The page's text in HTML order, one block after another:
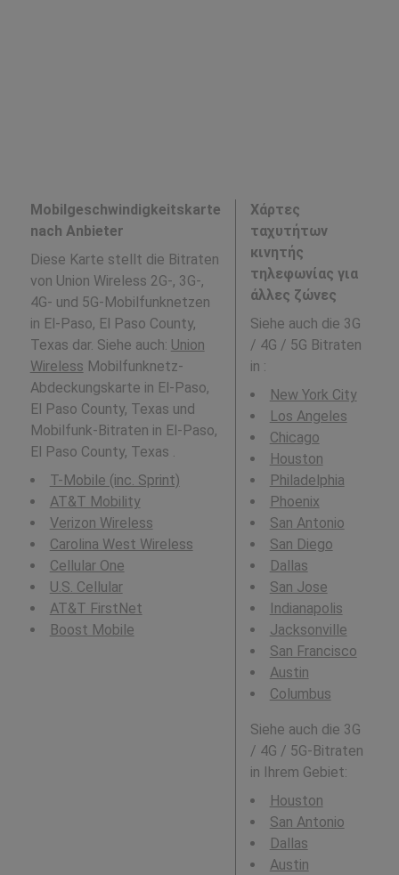
Mobilgeschwindigkeitskarte
nach Anbieter
Diese Karte stellt die Bitraten
von Union Wireless 2G-, 3G-,
4G- und 5G-Mobilfunknetzen
in El-Paso, El Paso County,
Texas dar. Siehe auch: Union
Wireless Mobilfunknetz-
Abdeckungskarte in El-Paso,
El Paso County, Texas und
Mobilfunk-Bitraten in El-Paso,
El Paso County, Texas .
T-Mobile (inc. Sprint)
AT&T Mobility
Verizon Wireless
Carolina West Wireless
Cellular One
U.S. Cellular
AT&T FirstNet
Boost Mobile
Χάρτες
ταχυτήτων
κινητής
τηλεφωνίας για
άλλες ζώνες
Siehe auch die 3G
/ 4G / 5G Bitraten
in :
New York City
Los Angeles
Chicago
Houston
Philadelphia
Phoenix
San Antonio
San Diego
Dallas
San Jose
Indianapolis
Jacksonville
San Francisco
Austin
Columbus
Siehe auch die 3G
/ 4G / 5G-Bitraten
in Ihrem Gebiet:
Houston
San Antonio
Dallas
Austin